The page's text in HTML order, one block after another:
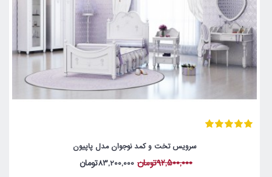
سرویس تخت و کمد نوجوان مدل پاپیون
92,500,000تومان 83,200,000تومان